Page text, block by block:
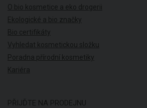
O bio kosmetice a eko drogerii
Ekologické a bio značky
Bio certifikáty
Vyhledat kosmetickou složku
Poradna přírodní kosmetiky
Kariéra
PŘIJĎTE NA PRODEJNU